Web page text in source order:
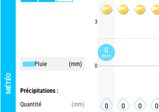
MÉTÉO
Pluie (mm)
Précipitations :
Quantité
(mm)
3
0
0 0 0 0
0
mm